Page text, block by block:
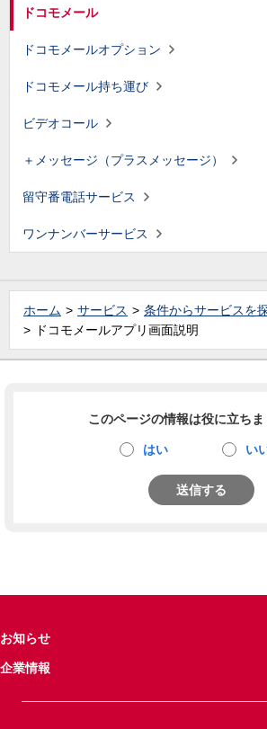
ドコモメール
ドコモメールオプション
ドコモメール持ち運び
ビデオコール
＋メッセージ（プラスメッセージ）
留守番電話サービス
ワンナンバーサービス
ホーム サービス 条件からサービスを
ドコモメールアプリ画面説明
このページの情報は役に立ちま
はい い
送信する
お知らせ
企業情報